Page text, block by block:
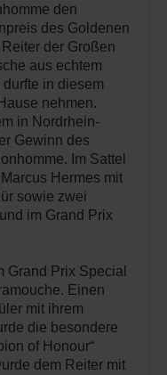
den
des Goldenen
der Großen
aus echtem
in diesem
nehmen.
in Nordrhein-
Gewinn des
Im Sattel
Hermes mit
sowie zwei
im Grand Prix
Grand Prix Special
Einen
mit ihrem
die besondere
of Honour“
dem Reiter mit